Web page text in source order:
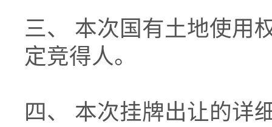
三、 本次国有土地使用
定竞得人。
四、 本次挂牌出让的详